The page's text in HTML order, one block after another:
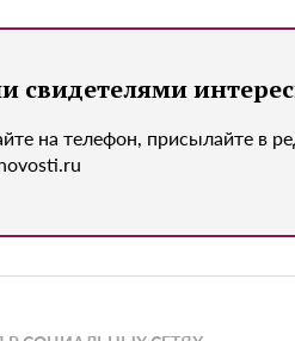
свидетелями
на телефон, присылайте в